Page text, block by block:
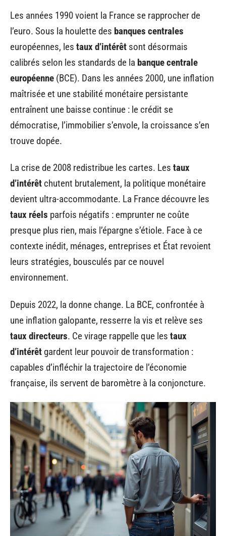
Les années 1990 voient la France se rapprocher de
l’euro. Sous la houlette des banques centrales
européennes, les taux d’intérêt sont désormais
calibrés selon les standards de la banque centrale
européenne (BCE). Dans les années 2000, une inflation
maîtrisée et une stabilité monétaire persistante
entraînent une baisse continue : le crédit se
démocratise, l’immobilier s’envole, la croissance s’en
trouve dopée.
La crise de 2008 redistribue les cartes. Les taux
d’intérêt chutent brutalement, la politique monétaire
devient ultra-accommodante. La France découvre les
taux réels parfois négatifs : emprunter ne coûte
presque plus rien, mais l’épargne s’étiole. Face à ce
contexte inédit, ménages, entreprises et État revoient
leurs stratégies, bousculés par ce nouvel
environnement.
Depuis 2022, la donne change. La BCE, confrontée à
une inflation galopante, resserre la vis et relève ses
taux directeurs. Ce virage rappelle que les taux
d’intérêt gardent leur pouvoir de transformation :
capables d’infléchir la trajectoire de l’économie
française, ils servent de baromètre à la conjoncture.